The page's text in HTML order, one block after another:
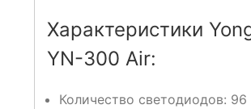
Характеристики
YN-300 Air:
Количество светодиодов: 96